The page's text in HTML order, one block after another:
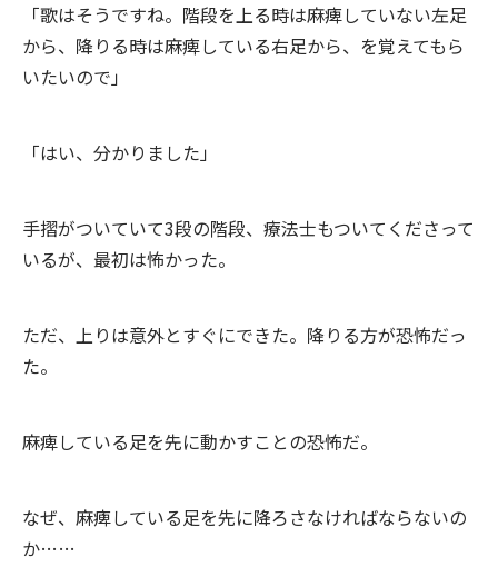
「歌はそうですね。階段を上る時は麻痺していない左足
から、降りる時は麻痺している右足から、を覚えてもら
いたいので」
「はい、分かりました」
手摺がついていて3段の階段、療法士もついてくださって
いるが、最初は怖かった。
ただ、上りは意外とすぐにできた。降りる方が恐怖だっ
た。
麻痺している足を先に動かすことの恐怖だ。
なぜ、麻痺している足を先に降ろさなければならないの
か……